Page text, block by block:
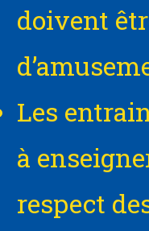
doivent
Les
à
respect